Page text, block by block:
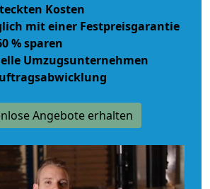
Kosten
mit einer Festpreisgarantie
% sparen
Umzugsunternehmen
Angebote erhalten